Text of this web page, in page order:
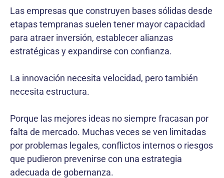
Las empresas que construyen bases sólidas desde
etapas tempranas suelen tener mayor capacidad
para atraer inversión, establecer alianzas
estratégicas y expandirse con confianza.
La innovación necesita velocidad, pero también
necesita estructura.
Porque las mejores ideas no siempre fracasan por
falta de mercado. Muchas veces se ven limitadas
por problemas legales, conflictos internos o riesgos
que pudieron prevenirse con una estrategia
adecuada de gobernanza.